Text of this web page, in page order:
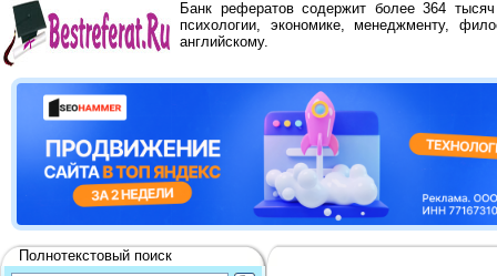
Банк рефератов содержит более 364
психологии, экономике, менеджменту,
английскому.
Полнотекстовый поиск